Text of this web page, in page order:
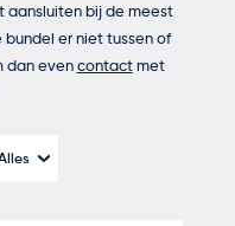
bij de meest
er niet tussen of
dan evencontactmet